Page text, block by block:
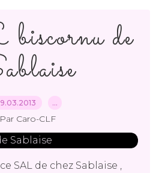
de
…
Par Caro-CLF
SAL de chez Sablaise ,